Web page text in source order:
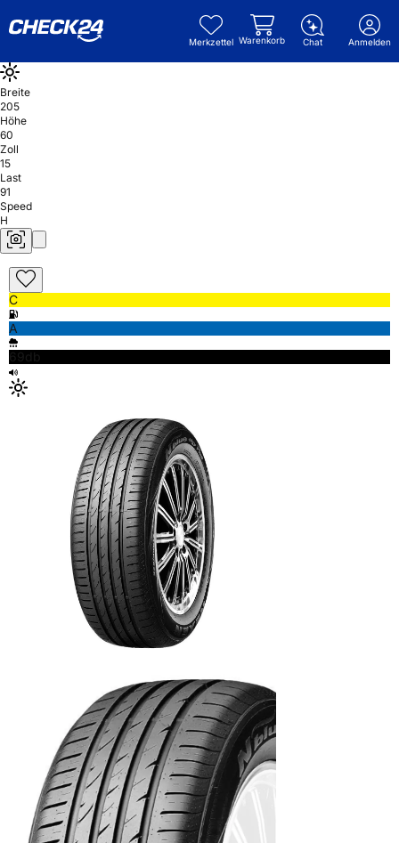
Merkzettel Warenkorb Chat Anmelden
Breite
205
Höhe
60
Zoll
15
Last
91
Speed
H
C
A
69db